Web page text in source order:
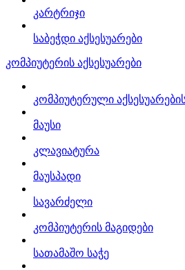
კარტრიჯი
საბეჭდი აქსესუარები
კომპიუტერის აქსესუარები
კომპიუტერული
მაუსი
კლავიატურა
მაუსპადი
სავარძელი
კომპიუტერის მაგიდები
სათამაშო საჭე